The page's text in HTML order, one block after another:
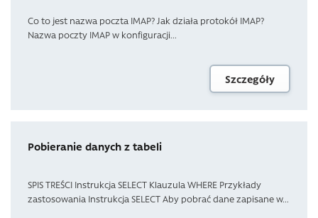
Co to jest nazwa poczta IMAP? Jak działa protokół IMAP?
Nazwa poczty IMAP w konfiguracji...
Szczegóły
Pobieranie danych z tabeli
SPIS TREŚCI Instrukcja SELECT Klauzula WHERE Przykłady
zastosowania Instrukcja SELECT Aby pobrać dane zapisane w...